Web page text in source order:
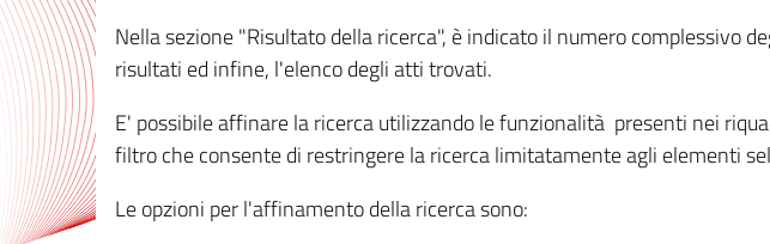
Nella sezione "Risultato della ricerca", è indicato il numero complessivo
risultati ed infine, l'elenco degli atti trovati.
E' possibile affinare la ricerca utilizzando le funzionalità presenti nei
filtro che consente di restringere la ricerca limitatamente agli elementi
Le opzioni per l'affinamento della ricerca sono: